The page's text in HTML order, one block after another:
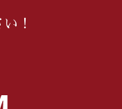
！